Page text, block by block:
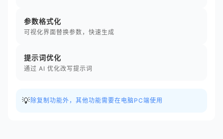
参数格式化
可视化界面替换参数，快速生成
提示词优化
通过 AI 优化改写提示词
💡 除复制功能外，其他功能需要在电脑PC端使用